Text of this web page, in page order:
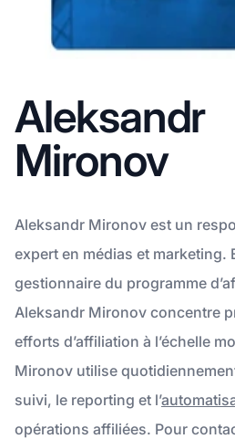
Aleksandr
Mironov
Aleksandr Mironov est un
expert en médias et marketing.
gestionnaire du programme
Aleksandr Mironov concentre
efforts d’affiliation à l’échelle
Mironov utilise
suivi, le reporting et l’
opérations affiliées. Pour